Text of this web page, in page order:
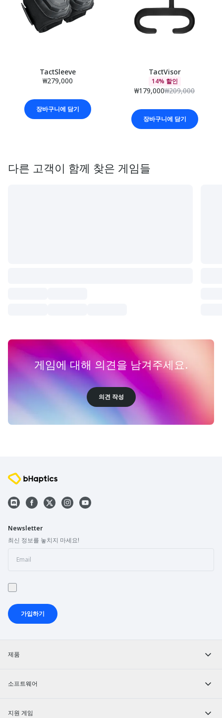
TactSleeve
₩279,000
장바구니에 담기
TactVisor
14% 할인
₩179,000₩209,000
장바구니에 담기
다른 고객이 함께 찾은 게임들
게임에 대해 의견을 남겨주세요.
의견 작성
제품
소프트웨어
지원 게임
Newsletter
최신 정보를 놓치지 마세요!
가입하기